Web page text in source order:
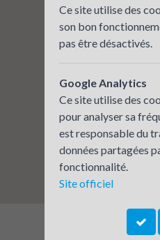
Ce site utilise des
son bon
pas être désactivés.
Google Analytics
Ce site utilise des
pour analyser sa
est responsable du
données partagées
fonctionnalité.
Site officiel